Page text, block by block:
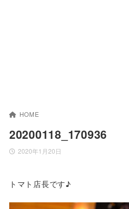
HOME
20200118_170936
2020年1月20日
トマト店長です♪